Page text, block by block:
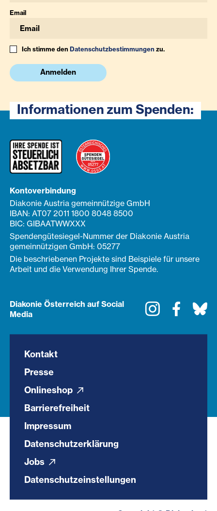
Email
Ich stimme denDatenschutzbestimmungenzu.
Anmelden
Informationen zum Spenden:
Kontoverbindung
Diakonie Austria gemeinnützige GmbH
IBAN: AT07 2011 1800 8048 8500
BIC: GIBAATWWXXX
Spendengütesiegel-Nummer der Diakonie Austria
gemeinnützigen GmbH: 05277
Die beschriebenen Projekte sind Beispiele für unsere
Arbeit und die Verwendung Ihrer Spende.
Diakonie Österreich auf Social
Media
Instagram
Kontakt
Presse
Onlineshop
Barrierefreiheit
Impressum
Datenschutzerklärung
Jobs
Datenschutzeinstellungen